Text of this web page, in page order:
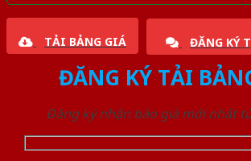
TẢI BẢNG GIÁ ĐĂNG KÝ
ĐĂNG KÝ TẢI
Đăng ký nhận báo giá mới nhất